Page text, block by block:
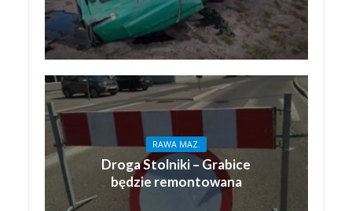
RAWA MAZ.
Droga Stolniki – Grabice
będzie remontowana